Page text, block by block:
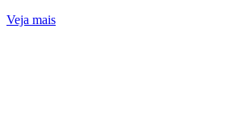
Veja mais